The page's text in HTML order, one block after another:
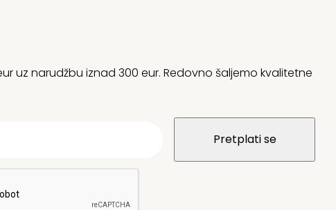
uz narudžbu iznad 300 eur. Redovno šaljemo kvalitetne